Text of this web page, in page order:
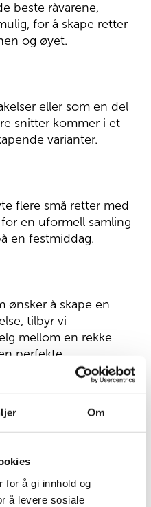
Om
for å gi innhold og
å levere sosiale
beste råvarene,
for å skape retter
og øyet.
eller som en del
snitter kommer i et
varianter.
flere små retter med
en uformell samling
en festmiddag.
ønsker å skape en
tilbyr vi
mellom en rekke
perfekte
å samle mennesker
alt fra ferske salater og
og fristende
kan gjestene dine